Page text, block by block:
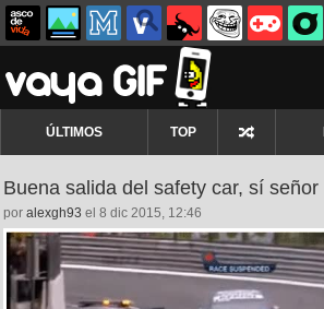
ÚLTIMOS TOP
Buena salida del safety car, sí señor
por alexgh93 el 8 dic 2015, 12:46